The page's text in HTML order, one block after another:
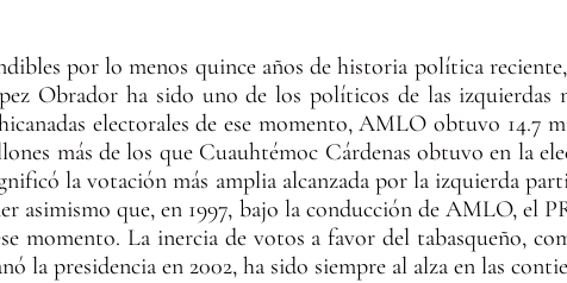
por lo menos quince años de historia política
Obrador ha sido uno de los políticos de las izquierdas
electorales de ese momento, AMLO obtuvo 14.7
más de los que Cuauhtémoc Cárdenas obtuvo en la
la votación más amplia alcanzada por la izquierda
asimismo que, en 1997, bajo la conducción de AMLO, el
momento. La inercia de votos a favor del tabasqueño,
la presidencia en 2002, ha sido siempre al alza en las